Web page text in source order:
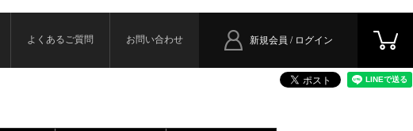
新規会員 / ログイン
よくあるご質問 お問い合わせ